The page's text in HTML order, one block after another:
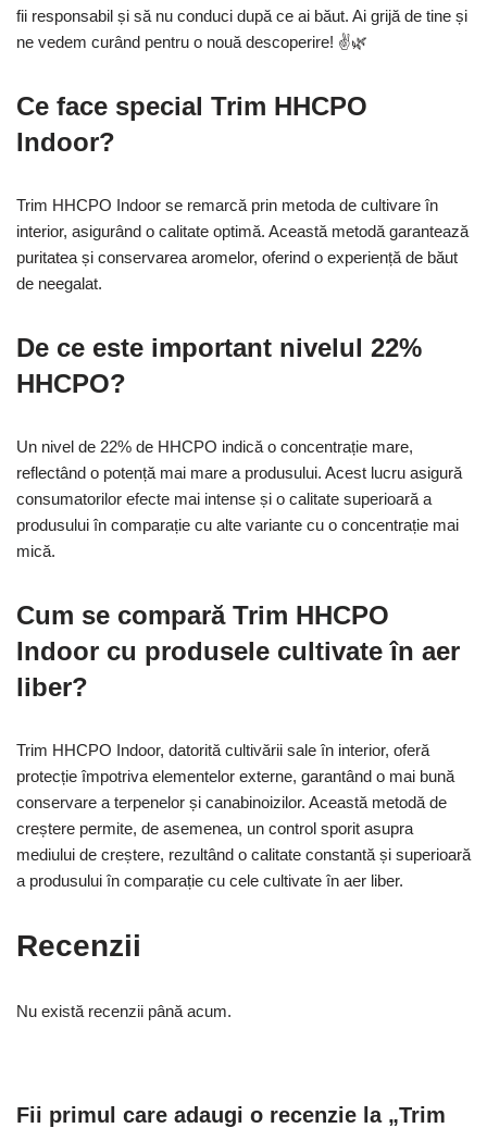
fii responsabil și să nu conduci după ce ai băut. Ai grijă de tine și
ne vedem curând pentru o nouă descoperire! ✌️🌿
Ce face special Trim HHCPO
Indoor?
Trim HHCPO Indoor se remarcă prin metoda de cultivare în
interior, asigurând o calitate optimă. Această metodă garantează
puritatea și conservarea aromelor, oferind o experiență de băut
de neegalat.
De ce este important nivelul 22%
HHCPO?
Un nivel de 22% de HHCPO indică o concentrație mare,
reflectând o potență mai mare a produsului. Acest lucru asigură
consumatorilor efecte mai intense și o calitate superioară a
produsului în comparație cu alte variante cu o concentrație mai
mică.
Cum se compară Trim HHCPO
Indoor cu produsele cultivate în aer
liber?
Trim HHCPO Indoor, datorită cultivării sale în interior, oferă
protecție împotriva elementelor externe, garantând o mai bună
conservare a terpenelor și canabinoizilor. Această metodă de
creștere permite, de asemenea, un control sporit asupra
mediului de creștere, rezultând o calitate constantă și superioară
a produsului în comparație cu cele cultivate în aer liber.
Recenzii
Nu există recenzii până acum.
Fii primul care adaugi o recenzie la „Trim